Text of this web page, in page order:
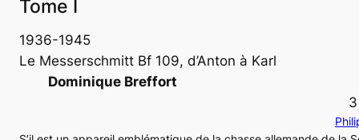
Tome I
1936-1945
Le Messerschmitt Bf 109, d’Anton à Karl
Dominique Breffort